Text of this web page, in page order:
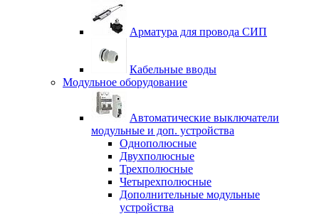
Арматура для провода СИП
Кабельные вводы
Модульное оборудование
Автоматические выключатели
модульные и доп. устройства
Однополюсные
Двухполюсные
Трехполюсные
Четырехполюсные
Дополнительные модульные
устройства